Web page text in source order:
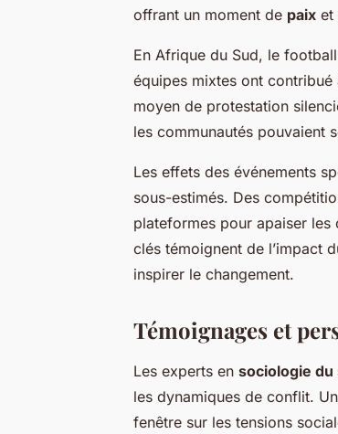
offrant un moment de paix et
En Afrique du Sud, le
équipes mixtes ont
moyen de protestation
les communautés pouvaient
Les effets des événements
sous-estimés. Des
plateformes pour apaiser
clés témoignent de l’impact
inspirer le changement.
Témoignages et
Les experts en sociologie
les dynamiques de conflit.
fenêtre sur les tensions